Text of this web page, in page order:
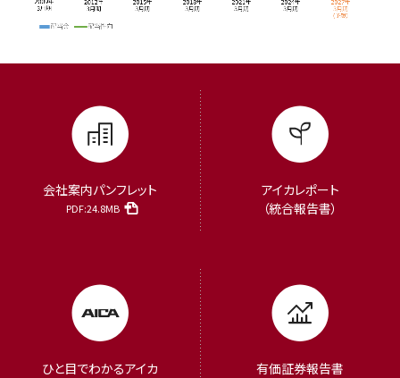
会社案内パンフレット
PDF:24.8MB
アイカレポート
（統合報告書）
ひと目でわかるアイカ 有価証券報告書